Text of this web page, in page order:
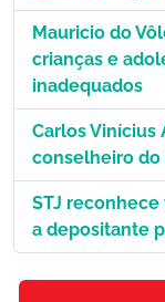
Mauricio do
crianças e
inadequados
Carlos Vinícius
conselheiro do
STJ
a depositante